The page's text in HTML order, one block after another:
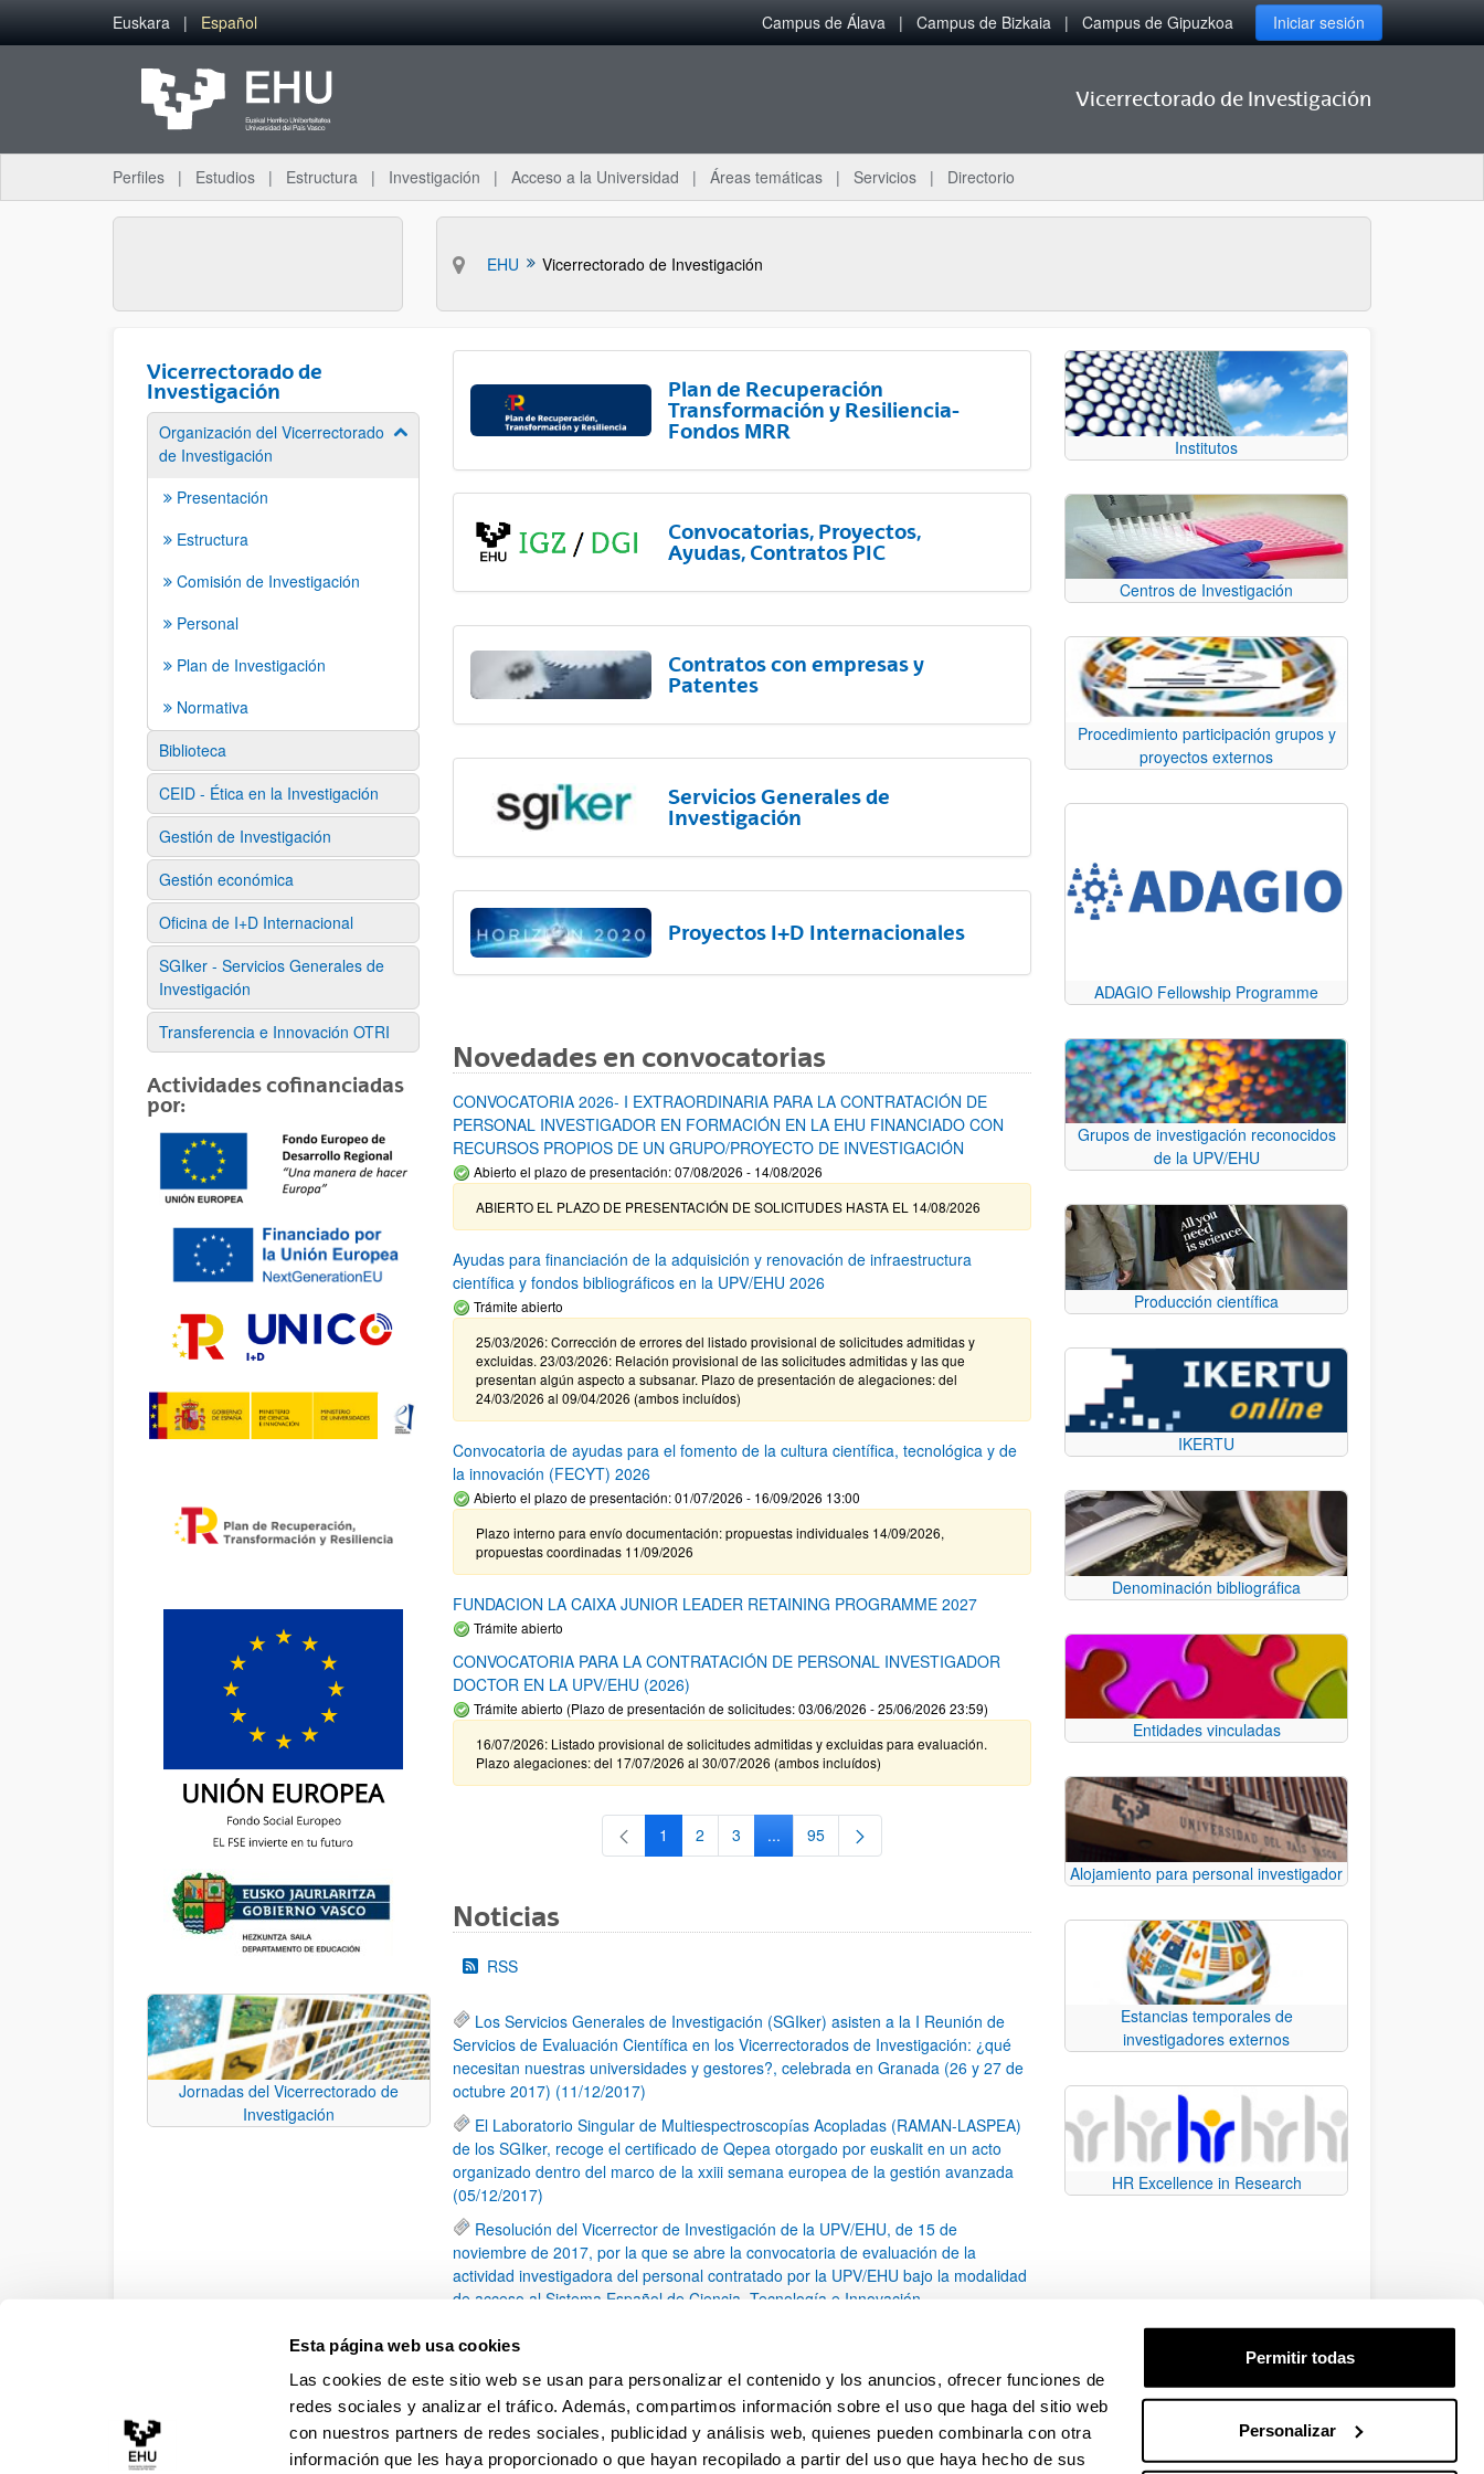
Esta página web usa cookies
Las cookies de este sitio web se usan para personalizar el contenido y los anuncios, ofrecer funciones de
redes sociales y analizar el tráfico. Además, compartimos información sobre el uso que haga del sitio web
con nuestros partners de redes sociales, publicidad y análisis web, quienes pueden combinarla con otra
información que les haya proporcionado o que hayan recopilado a partir del uso que haya hecho de sus
Permitir todas
Personalizar
Saltar al contenido principal
Euskara Español Campus de Álava Campus de Bizkaia Campus de Gipuzkoa Iniciar sesión
Vicerrectorado de Investigación
Perfiles Estudios Estructura Investigación Acceso a la Universidad Áreas temáticas Servicios Directorio
EHU Vicerrectorado de Investigación
Vicerrectorado de
Investigación
Organización del Vicerrectorado
de Investigación
Mostrar/ocultar subpáginas
Presentación
Estructura
Comisión de Investigación
Personal
Plan de Investigación
Normativa
Biblioteca
CEID - Ética en la Investigación
Gestión de Investigación
Gestión económica
Oficina de I+D Internacional
SGIker - Servicios Generales de
Investigación
Transferencia e Innovación OTRI
Actividades cofinanciadas
por:
Jornadas del Vicerrectorado de
Investigación
Plan de Recuperación
Transformación y Resiliencia-
Fondos MRR
Convocatorias, Proyectos,
Ayudas, Contratos PIC
Contratos con empresas y
Patentes
Servicios Generales de
Investigación
Proyectos I+D Internacionales
Novedades en convocatorias
CONVOCATORIA 2026- I EXTRAORDINARIA PARA LA CONTRATACIÓN DE
PERSONAL INVESTIGADOR EN FORMACIÓN EN LA EHU FINANCIADO CON
RECURSOS PROPIOS DE UN GRUPO/PROYECTO DE INVESTIGACIÓN
Abierto el plazo de presentación: 07/08/2026 - 14/08/2026
ABIERTO EL PLAZO DE PRESENTACIÓN DE SOLICITUDES HASTA EL 14/08/2026
Ayudas para financiación de la adquisición y renovación de infraestructura
científica y fondos bibliográficos en la UPV/EHU 2026
Trámite abierto
25/03/2026: Corrección de errores del listado provisional de solicitudes admitidas y
excluidas. 23/03/2026: Relación provisional de las solicitudes admitidas y las que
presentan algún aspecto a subsanar. Plazo de presentación de alegaciones: del
24/03/2026 al 09/04/2026 (ambos incluídos)
Convocatoria de ayudas para el fomento de la cultura científica, tecnológica y de
la innovación (FECYT) 2026
Abierto el plazo de presentación: 01/07/2026 - 16/09/2026 13:00
Plazo interno para envío documentación: propuestas individuales 14/09/2026,
propuestas coordinadas 11/09/2026
FUNDACION LA CAIXA JUNIOR LEADER RETAINING PROGRAMME 2027
Trámite abierto
CONVOCATORIA PARA LA CONTRATACIÓN DE PERSONAL INVESTIGADOR
DOCTOR EN LA UPV/EHU (2026)
Trámite abierto (Plazo de presentación de solicitudes: 03/06/2026 - 25/06/2026 23:59)
16/07/2026: Listado provisional de solicitudes admitidas y excluidas para evaluación.
Plazo alegaciones: del 17/07/2026 al 30/07/2026 (ambos incluídos)
Página
1 Página
2 Página
3 ...Páginas intermedias Use TAB para desplazarse.
Página
95
Noticias
RSS
Los Servicios Generales de Investigación (SGIker) asisten a la I Reunión de
Servicios de Evaluación Científica en los Vicerrectorados de Investigación: ¿qué
necesitan nuestras universidades y gestores?, celebrada en Granada (26 y 27 de
octubre 2017) (11/12/2017)
El Laboratorio Singular de Multiespectroscopías Acopladas (RAMAN-LASPEA)
de los SGIker, recoge el certificado de Qepea otorgado por euskalit en un acto
organizado dentro del marco de la xxiii semana europea de la gestión avanzada
(05/12/2017)
Resolución del Vicerrector de Investigación de la UPV/EHU, de 15 de
noviembre de 2017, por la que se abre la convocatoria de evaluación de la
actividad investigadora del personal contratado por la UPV/EHU bajo la modalidad
de acceso al Sistema Español de Ciencia, Tecnología e Innovación.
(TOC) en el Servicio Central de Análisis de Bizkaia (19/10/2017)
III Curso de Resonancia Magnética Nuclear de Estado Solido (11/10/2017)
Página
1 ...Páginas intermedias Use TAB para desplazarse.
Página
15 Página
16 Página
17 ...Páginas intermedias Use TAB para desplazarse.
Página
79
Institutos
Centros de Investigación
Procedimiento participación grupos y
proyectos externos
ADAGIO Fellowship Programme
Grupos de investigación reconocidos
de la UPV/EHU
Producción científica
IKERTU
Denominación bibliográfica
Entidades vinculadas
Alojamiento para personal investigador
Estancias temporales de
investigadores externos
HR Excellence in Research